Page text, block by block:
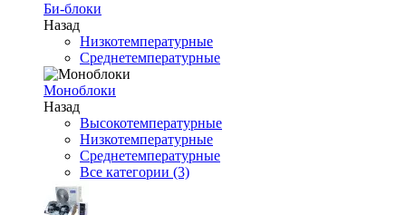
Би-блоки
Назад
Низкотемпературные
Среднетемпературные
Моноблоки
Назад
Высокотемпературные
Низкотемпературные
Среднетемпературные
Все категории (3)